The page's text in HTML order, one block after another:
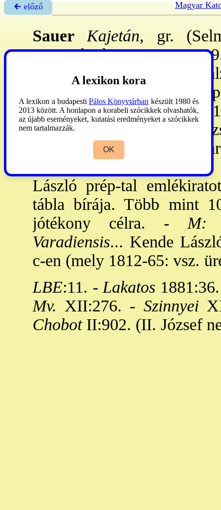
🡰 előző Magyar
Sauer Kajetán, gr.
Nagyvárad, 1811. aug.
Bécsben, Rómában és
főegyhm. tagját 1736:
ahol 1768-90: váci knk.,
XII. 13: aradi prép. II.
tanácsosa. 1790. III. 30:
kápt. követe az ogy-
László prép-tal
tábla bírája. Több mint
jótékony célra. - M:
Varadiensis... Kende
c-en (mely 1812-65: vsz.
LBE:11. - Lakatos
Mv. XII:276. - Szinnyei
ChobotII:902. (II. József
A lexikon kora
A lexikon a budapesti Pálos Könyvtárban készült 1980 és
2013 között. A honlapon a korabeli szócikkek olvashatók,
az újabb eseményeket, kutatási eredményeket a szócikkek
nem tartalmazzák.
OK